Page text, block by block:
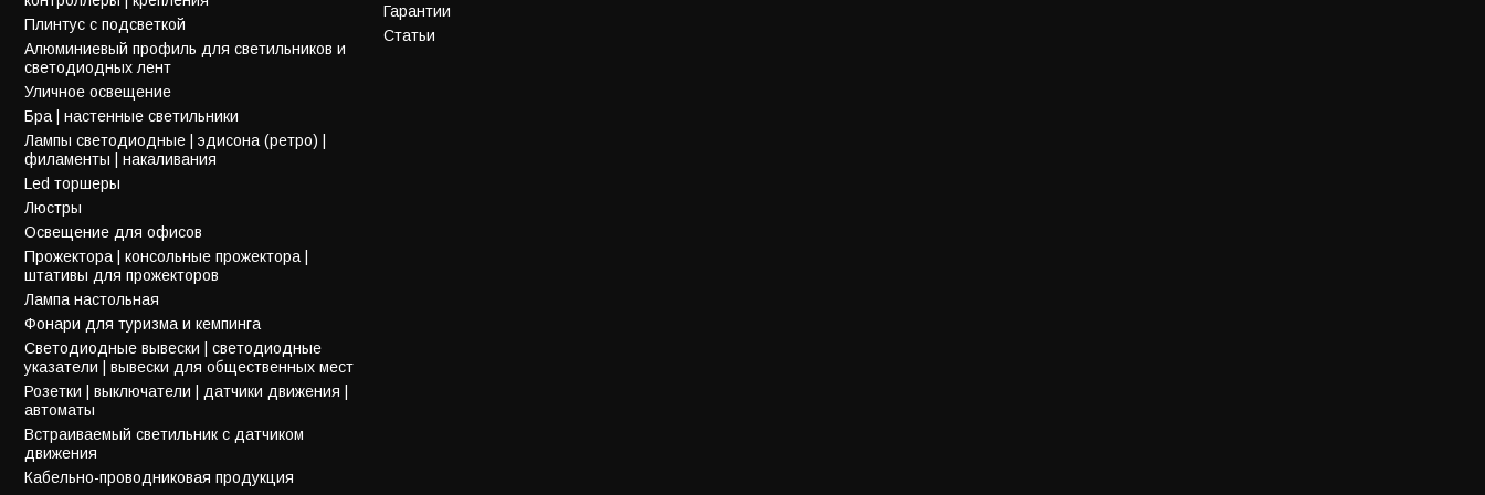
Плинтус с подсветкой
Алюминиевый профиль для светильников и
светодиодных лент
Уличное освещение
Бра | настенные светильники
Лампы светодиодные | эдисона (ретро) |
филаменты | накаливания
Led торшеры
Люстры
Освещение для офисов
Прожектора | консольные прожектора |
штативы для прожекторов
Лампа настольная
Фонари для туризма и кемпинга
Светодиодные вывески | светодиодные
указатели | вывески для общественных мест
Розетки | выключатели | датчики движения |
автоматы
Встраиваемый светильник с датчиком
движения
Кабельно-проводниковая продукция
Гарантии
Статьи